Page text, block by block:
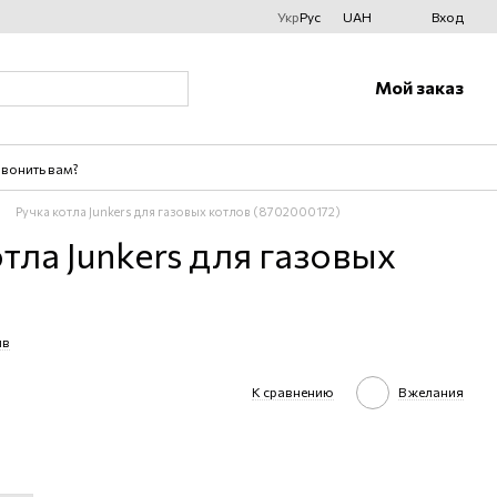
УкрРус UAH Вход
Мой заказ
вам?
Ручка котла Junkers для газовых котлов (8702000172)
Junkers для газовых
К сравнению В желания